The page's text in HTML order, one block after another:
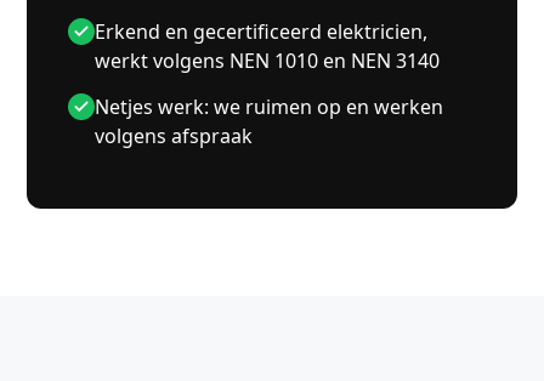
Erkend en gecertificeerd elektricien,
werkt volgens NEN 1010 en NEN 3140
Netjes werk: we ruimen op en werken
volgens afspraak